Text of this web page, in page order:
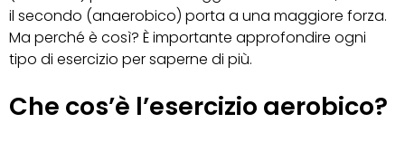
il secondo (anaerobico) porta a una maggiore forza.
Ma perché è così? È importante approfondire ogni
tipo di esercizio per saperne di più.
Che cos’è l’esercizio aerobico?